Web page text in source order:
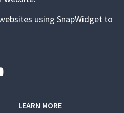
using SnapWidget to
LEARN MORE